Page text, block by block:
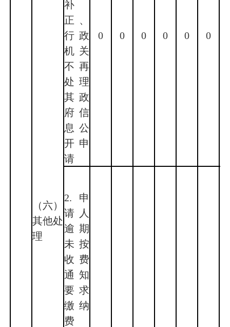
（六）
其他处
理
补
正、
行政
机关
不再
处理
其政
府信
息公
开申
请
0 0 0 0 0 0
2.申
请人
逾期
未按
收费
通知
要求
缴纳
费